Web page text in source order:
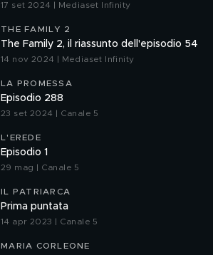
17 set 2024 | Mediaset Infinity
THE FAMILY 2
The Family 2, il riassunto dell'episodio 54
14 nov 2024 | Mediaset Infinity
LA PROMESSA
Episodio 288
23 set 2024 | Canale 5
L'EREDE
Episodio 1
29 mag | Canale 5
IL PATRIARCA
Prima puntata
14 apr 2023 | Canale 5
MARIA CORLEONE